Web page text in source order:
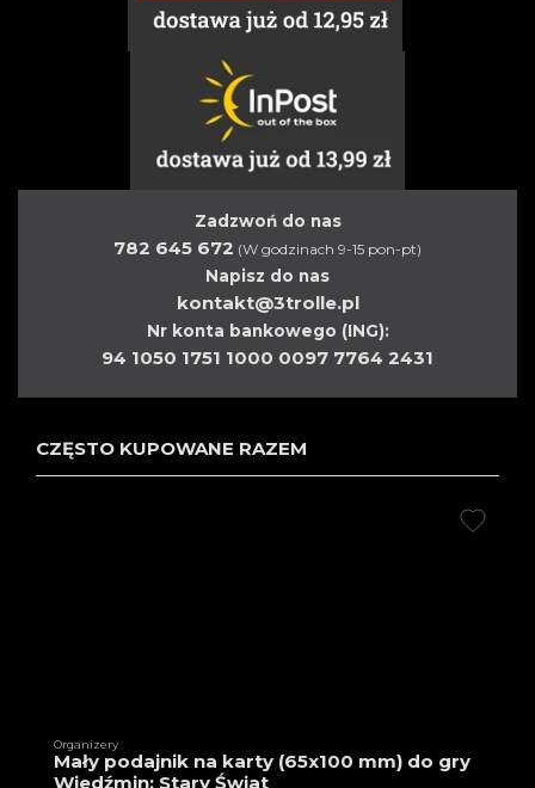
Zadzwoń do nas
782 645 672 (W godzinach 9-15 pon-pt)
Napisz do nas
kontakt@3trolle.pl
Nr konta bankowego (ING):
94 1050 1751 1000 0097 7764 2431
CZĘSTO KUPOWANE RAZEM
Organizery
Mały podajnik na karty (65x100 mm) do gry
Wiedźmin: Stary Świat